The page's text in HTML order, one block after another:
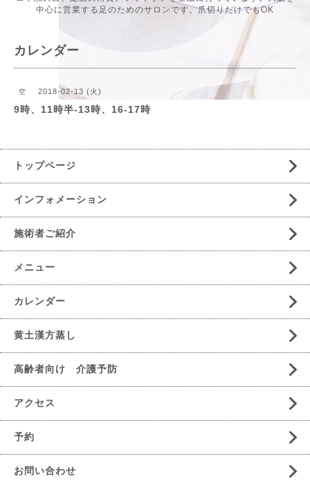
中心に営業する足のためのサロンです。爪切りだけでもOK
カレンダー
空 2018-02-13 (火)
9時、11時半-13時、16‐17時
トップページ
インフォメーション
施術者ご紹介
メニュー
カレンダー
黄土漢方蒸し
高齢者向け 介護予防
アクセス
予約
お問い合わせ